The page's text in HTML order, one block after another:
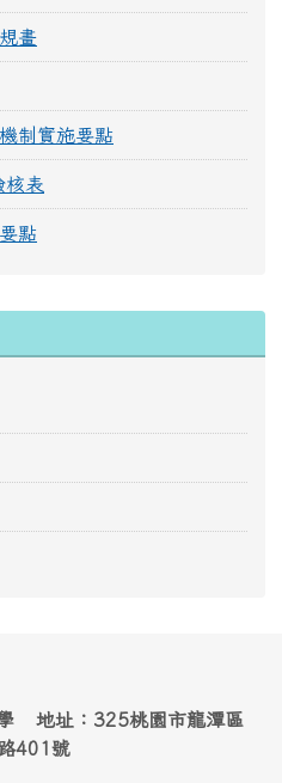
畫
制實施要點
核表
點
地址：325桃園市龍潭區
401號